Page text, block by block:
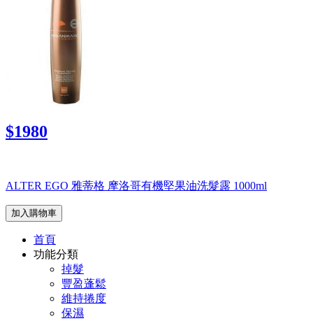
$1980
ALTER EGO 雅蒂格 摩洛哥有機堅果油洗髮露 1000ml
加入購物車
首頁
功能分類
掉髮
豐盈蓬鬆
維持捲度
保濕